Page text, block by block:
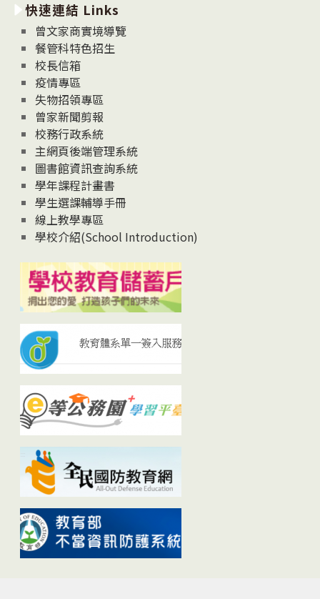
消
息
News
快速連結 Links
曾文家商實境導覽
餐管科特色招生
校長信箱
疫情專區
失物招領專區
曾家新聞剪報
校務行政系統
主網頁後端管理系統
圖書館資訊查詢系統
學年課程計畫書
學生選課輔導手冊
線上教學專區
學校介紹(School Introduction)